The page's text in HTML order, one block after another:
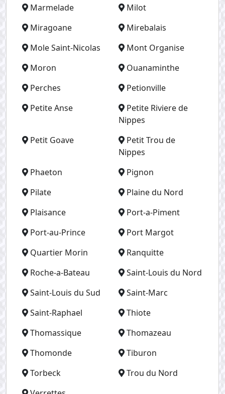
Marmelade
Milot
Miragoane
Mirebalais
Mole Saint-Nicolas
Mont Organise
Moron
Ouanaminthe
Perches
Petionville
Petite Anse
Petite Riviere de
Nippes
Petit Goave
Petit Trou de
Nippes
Phaeton
Pignon
Pilate
Plaine du Nord
Plaisance
Port-a-Piment
Port-au-Prince
Port Margot
Quartier Morin
Ranquitte
Roche-a-Bateau
Saint-Louis du Nord
Saint-Louis du Sud
Saint-Marc
Saint-Raphael
Thiote
Thomassique
Thomazeau
Thomonde
Tiburon
Torbeck
Trou du Nord